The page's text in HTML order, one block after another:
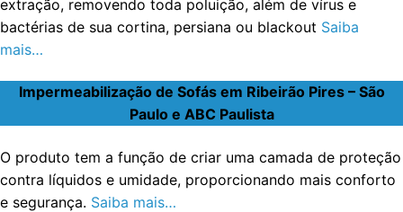
extração, removendo toda poluição, além de vírus e
bactérias de sua cortina, persiana ou blackout Saiba
mais…
Impermeabilização de Sofás em Ribeirão Pires – São
Paulo e ABC Paulista
O produto tem a função de criar uma camada de proteção
contra líquidos e umidade, proporcionando mais conforto
e segurança. Saiba mais…